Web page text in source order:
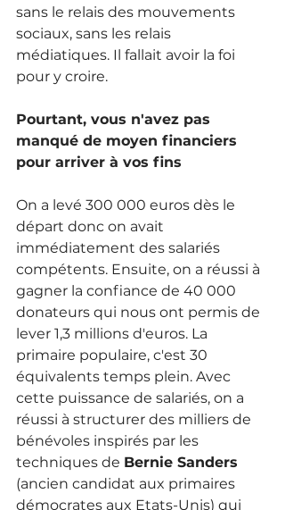
sans le relais des mouvements
sociaux, sans les relais
médiatiques. Il fallait avoir la foi
pour y croire.
Pourtant, vous n'avez pas
manqué de moyen financiers
pour arriver à vos fins
On a levé 300 000 euros dès le
départ donc on avait
immédiatement des salariés
compétents. Ensuite, on a réussi à
gagner la confiance de 40 000
donateurs qui nous ont permis de
lever 1,3 millions d'euros. La
primaire populaire, c'est 30
équivalents temps plein. Avec
cette puissance de salariés, on a
réussi à structurer des milliers de
bénévoles inspirés par les
techniques de Bernie Sanders
(ancien candidat aux primaires
démocrates aux Etats-Unis) qui